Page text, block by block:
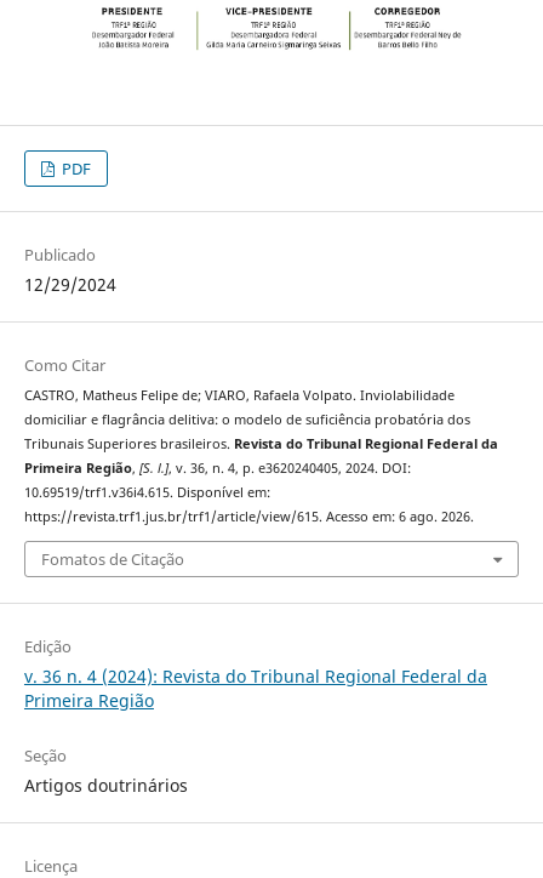
PDF
Publicado
12/29/2024
Como Citar
CASTRO, Matheus Felipe de; VIARO, Rafaela Volpato. Inviolabilidade
domiciliar e flagrância delitiva: o modelo de suficiência probatória dos
Tribunais Superiores brasileiros. Revista do Tribunal Regional Federal da
Primeira Região, [S. l.], v. 36, n. 4, p. e3620240405, 2024. DOI:
10.69519/trf1.v36i4.615. Disponível em:
https://revista.trf1.jus.br/trf1/article/view/615. Acesso em: 6 ago. 2026.
Fomatos de Citação
Edição
v. 36 n. 4 (2024): Revista do Tribunal Regional Federal da
Primeira Região
Seção
Artigos doutrinários
Licença